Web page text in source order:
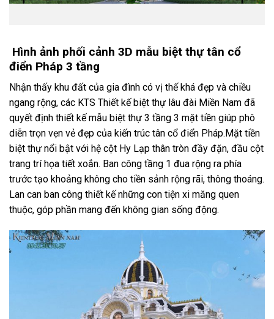
Hình ảnh phối cảnh 3D mẫu biệt thự tân cổ
điển Pháp 3 tầng
Nhận thấy khu đất của gia đình có vị thế khá đẹp và chiều
ngang rộng, các KTS Thiết kế biệt thự lâu đài Miền Nam đã
quyết định thiết kế mẫu biệt thự 3 tầng 3 mặt tiền giúp phô
diễn trọn vẹn vẻ đẹp của kiến trúc tân cổ điển Pháp.Mặt tiền
biệt thự nổi bật với hệ cột Hy Lạp thân tròn đầy đặn, đầu cột
trang trí họa tiết xoắn. Ban công tầng 1 đua rộng ra phía
trước tạo khoảng không cho tiền sảnh rộng rãi, thông thoáng.
Lan can ban công thiết kế những con tiện xi măng quen
thuộc, góp phần mang đến không gian sống động.